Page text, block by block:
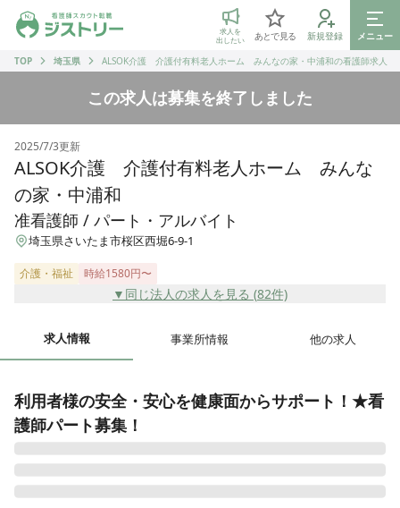
ジストリー 看護師の転職マッチング
求人を
出したい
あとで見る 新規登録
メニュー
TOP
埼玉県 ALSOK介護 介護付有料老人ホーム みんなの家・中浦和の看護師求人
この求人は募集を終了しました
2025/7/3更新
ALSOK介護 介護付有料老人ホーム みんな
の家・中浦和
准看護師 / パート・アルバイト
埼玉県さいたま市桜区西堀6-9-1
介護・福祉 時給1580円〜
▼同じ法人の求人を見る (82件)
求人情報 事業所情報 他の求人
利用者様の安全・安心を健康面からサポート！★看
護師パート募集！